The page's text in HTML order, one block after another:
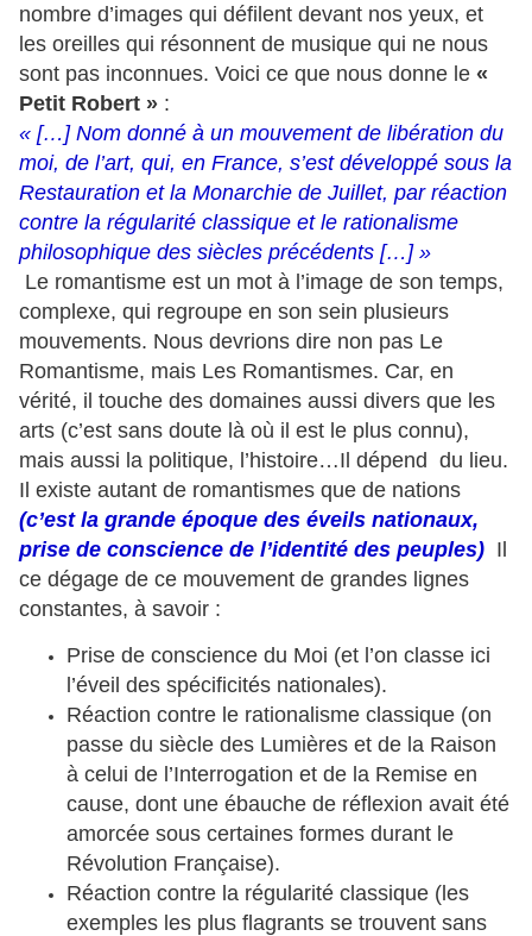
nombre d’images qui défilent devant nos yeux, et
les oreilles qui résonnent de musique qui ne nous
sont pas inconnues. Voici ce que nous donne le «
Petit Robert » :
« […] Nom donné à un mouvement de libération du
moi, de l’art, qui, en France, s’est développé sous la
Restauration et la Monarchie de Juillet, par réaction
contre la régularité classique et le rationalisme
philosophique des siècles précédents […] »
Le romantisme est un mot à l’image de son temps,
complexe, qui regroupe en son sein plusieurs
mouvements. Nous devrions dire non pas Le
Romantisme, mais Les Romantismes. Car, en
vérité, il touche des domaines aussi divers que les
arts (c’est sans doute là où il est le plus connu),
mais aussi la politique, l’histoire…Il dépend du lieu.
Il existe autant de romantismes que de nations
(c’est la grande époque des éveils nationaux,
prise de conscience de l’identité des peuples) Il
ce dégage de ce mouvement de grandes lignes
constantes, à savoir :
Prise de conscience du Moi (et l’on classe ici
l’éveil des spécificités nationales).
Réaction contre le rationalisme classique (on
passe du siècle des Lumières et de la Raison
à celui de l’Interrogation et de la Remise en
cause, dont une ébauche de réflexion avait été
amorcée sous certaines formes durant le
Révolution Française).
Réaction contre la régularité classique (les
exemples les plus flagrants se trouvent sans